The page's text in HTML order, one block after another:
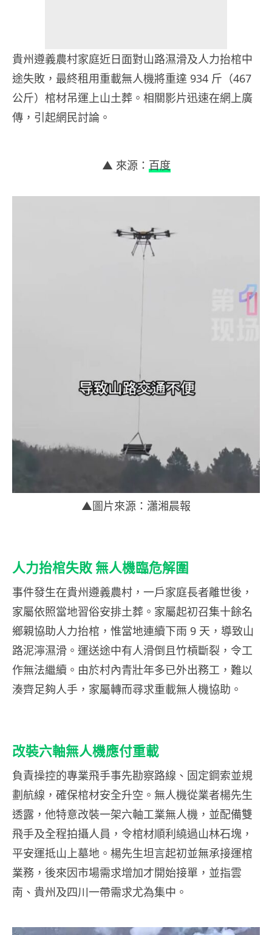
貴州遵義農村家庭近日面對山路濕滑及人力抬棺中
途失敗，最終租用重載無人機將重達 934 斤（467
公斤）棺材吊運上山土葬。相關影片迅速在網上廣
傳，引起網民討論。
▲ 來源： 百度
▲圖片來源：瀟湘晨報
人力抬棺失敗 無人機臨危解圍
事件發生在貴州遵義農村，一戶家庭長者離世後，
家屬依照當地習俗安排土葬。家屬起初召集十餘名
鄉親協助人力抬棺，惟當地連續下雨 9 天，導致山
路泥濘濕滑。運送途中有人滑倒且竹槓斷裂，令工
作無法繼續。由於村內青壯年多已外出務工，難以
湊齊足夠人手，家屬轉而尋求重載無人機協助。
改裝六軸無人機應付重載
負責操控的專業飛手事先勘察路線、固定鋼索並規
劃航線，確保棺材安全升空。無人機從業者楊先生
透露，他特意改裝一架六軸工業無人機，並配備雙
飛手及全程拍攝人員，令棺材順利繞過山林石塊，
平安運抵山上墓地。楊先生坦言起初並無承接運棺
業務，後來因市場需求增加才開始接單，並指雲
南、貴州及四川一帶需求尤為集中。